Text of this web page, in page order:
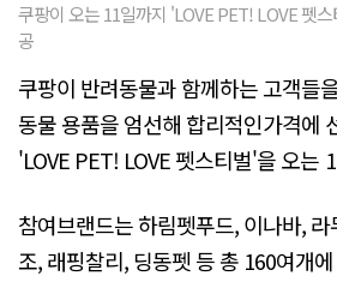
쿠팡이 오는 11일까지 'LOVE PET! LOVE 펫
공
쿠팡이 반려동물과 함께하는 고객들
동물 용품을 엄선해 합리적인가격에
'LOVE PET! LOVE 펫스티벌'을 오는
참여브랜드는 하림펫푸드, 이나바,
조, 래핑찰리, 딩동펫 등 총 160여개